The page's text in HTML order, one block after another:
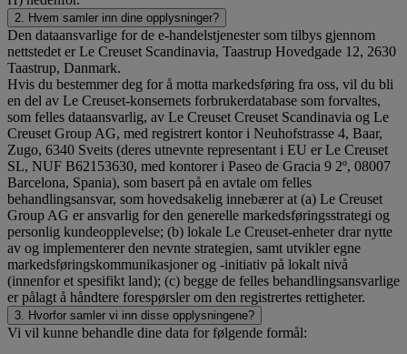
2. Hvem samler inn dine opplysninger?
Den dataansvarlige for de e-handelstjenester som tilbys gjennom
nettstedet er Le Creuset Scandinavia, Taastrup Hovedgade 12, 2630
Taastrup, Danmark.
Hvis du bestemmer deg for å motta markedsføring fra oss, vil du bli
en del av Le Creuset-konsernets forbrukerdatabase som forvaltes,
som felles dataansvarlig, av Le Creuset Creuset Scandinavia og Le
Creuset Group AG, med registrert kontor i Neuhofstrasse 4, Baar,
Zugo, 6340 Sveits (deres utnevnte representant i EU er Le Creuset
SL, NUF B62153630, med kontorer i Paseo de Gracia 9 2º, 08007
Barcelona, Spania), som basert på en avtale om felles
behandlingsansvar, som hovedsakelig innebærer at (a) Le Creuset
Group AG er ansvarlig for den generelle markedsføringsstrategi og
personlig kundeopplevelse; (b) lokale Le Creuset-enheter drar nytte
av og implementerer den nevnte strategien, samt utvikler egne
markedsføringskommunikasjoner og -initiativ på lokalt nivå
(innenfor et spesifikt land); (c) begge de felles behandlingsansvarlige
er pålagt å håndtere forespørsler om den registrertes rettigheter.
3. Hvorfor samler vi inn disse opplysningene?
Vi vil kunne behandle dine data for følgende formål: